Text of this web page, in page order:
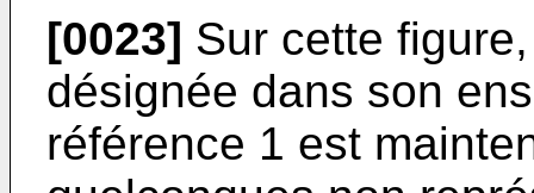
[0023] Sur cette
désignée dans son
référence 1 est